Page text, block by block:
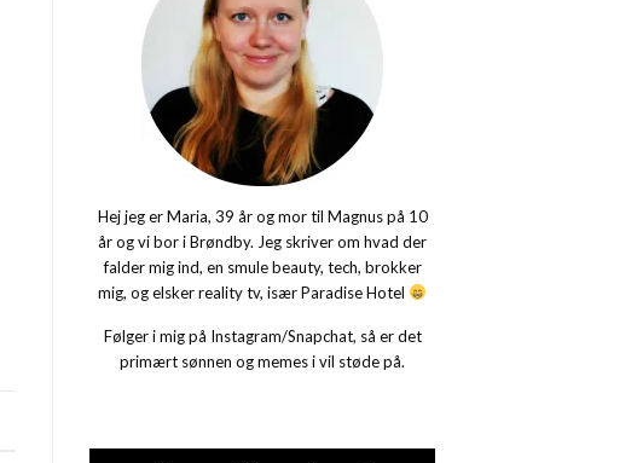
Hej jeg er Maria, 39 år og mor til Magnus på 10
år og vi bor i Brøndby. Jeg skriver om hvad der
falder mig ind, en smule beauty, tech, brokker
mig, og elsker reality tv, især Paradise Hotel
Følger i mig på Instagram/Snapchat, så er det
primært sønnen og memes i vil støde på.